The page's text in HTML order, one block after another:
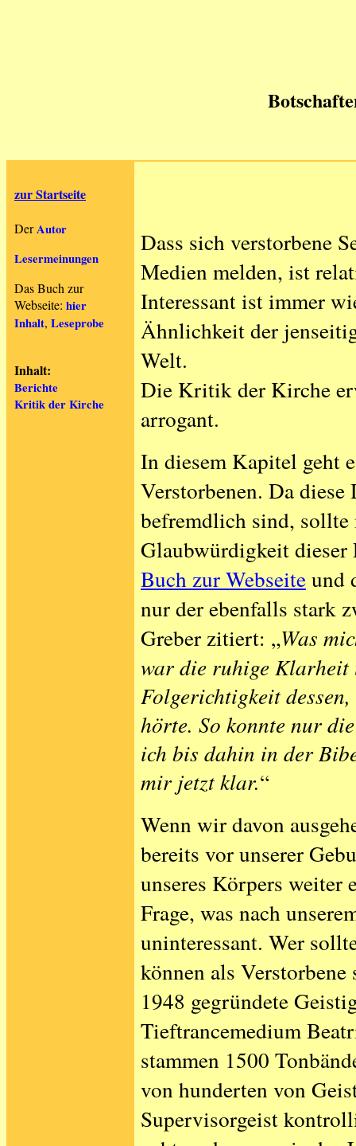
zur Startseite
DerAutor
Lesermeinungen
Das Buch zur
Webseite: hier
Inhalt, Leseprobe
Inhalt:
Berichte
Kritik der Kirche
Dass sich verstorbene
Medien melden, ist
Interessant ist immer
Ähnlichkeit der
Welt.
Die Kritik der Kirche
arrogant.
In diesem Kapitel geht
Verstorbenen. Da
befremdlich sind, sollte
Glaubwürdigkeit dieser
Buch zur Webseiteund
nur der ebenfalls stark
Greber zitiert: „Was
war die ruhige Klarheit
Folgerichtigkeit
hörte. So konnte nur
ich bis dahin in der
mir jetzt klar.“
Wenn wir davon
bereits vor unserer
unseres Körpers weiter
Frage, was nach
uninteressant. Wer
können als
1948 gegründete
Tieftrancemedium
stammen 1500
von hunderten von
Supervisorgeist